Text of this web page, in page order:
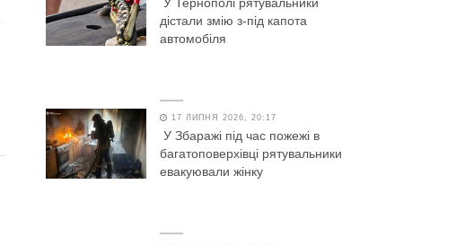
дістали змію з-під капота
автомобіля
17 ЛИПНЯ 2026, 20:17
У Збаражі під час пожежі в
багатоповерхівці рятувальники
евакуювали жінку